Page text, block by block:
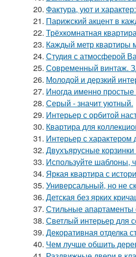
20. Фактура, уют и
21. Парижский акцент в
22. Трёхкомнатная
23. Каждый метр квартиры
24. Студия с атмосферой
25. Современный винтаж.
26. Молодой и дерзкий
27. Иногда именно простые
28. Серый - значит уютный.
29. Интерьер с орбитой
30. Квартира для
31. Интерьер с характером
32. Двухъярусные
33. Используйте шаблоны,
34. Яркая квартира с
35. Универсальный, но не
36. Детская без ярких
37. Стильные
38. Светлый интерьер для
39. Декоративная отделка
40. Чем лучше обшить